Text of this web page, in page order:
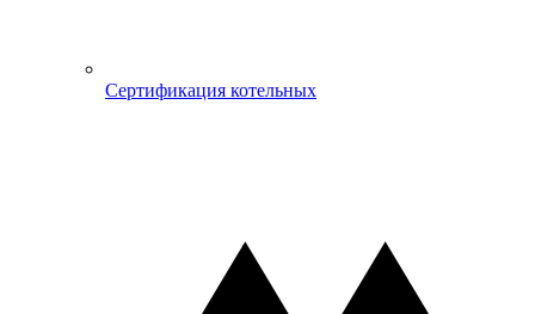
Сертификация котельных